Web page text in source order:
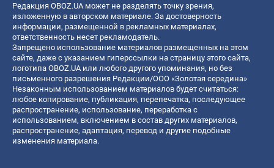
Редакция OBOZ.UA может не разделять точку зрения,
изложенную в авторском материале. За достоверность
информации, размещенной в рекламных материалах,
ответственность несет рекламодатель.
Запрещено использование материалов размещенных на этом
сайте, даже с указанием гиперссылки на страницу этого сайта,
логотипа OBOZ.UA или любого другого упоминания, но без
письменного разрешения Редакции/ООО «Золотая середина»
Незаконным использованием материалов будет считаться:
любое копирование, публикация, перепечатка, последующее
распространение, использование, переработка с
использованием, включением в состав других материалов,
распространение, адаптация, перевод и другие подобные
изменения материала.